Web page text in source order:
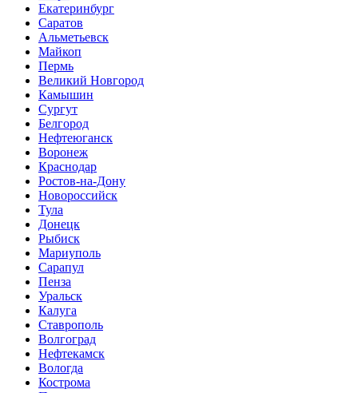
Екатеринбург
Саратов
Альметьевск
Майкоп
Пермь
Великий Новгород
Камышин
Сургут
Белгород
Нефтеюганск
Воронеж
Краснодар
Ростов-на-Дону
Новороссийск
Тула
Донецк
Рыбиск
Мариуполь
Сарапул
Пенза
Уральск
Калуга
Ставрополь
Волгоград
Нефтекамск
Вологда
Кострома